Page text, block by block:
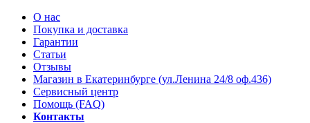
О нас
Покупка и доставка
Гарантии
Статьи
Отзывы
Магазин в Екатеринбурге (ул.Ленина 24/8 оф.436)
Сервисный центр
Помощь (FAQ)
Контакты